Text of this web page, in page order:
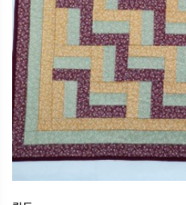
퀼트
2026.02.22오산한국문